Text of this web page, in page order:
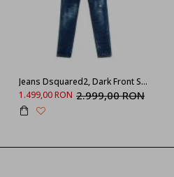
Jeans Dsquared2, Dark Front Skater Jeans Blue
1.499,00 RON 2.999,00 RON